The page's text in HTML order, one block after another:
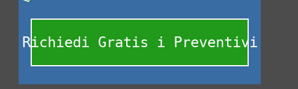
Richiedi Gratis i Preventivi